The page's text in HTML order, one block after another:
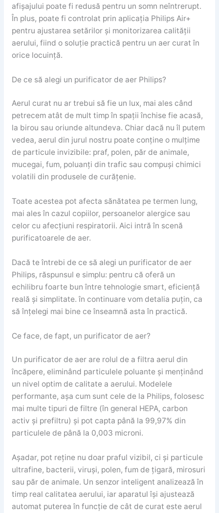
afișajului poate fi redusă pentru un somn neîntrerupt.
În plus, poate fi controlat prin aplicația Philips Air+
pentru ajustarea setărilor și monitorizarea calității
aerului, fiind o soluție practică pentru un aer curat în
orice locuință.
De ce să alegi un purificator de aer Philips?
Aerul curat nu ar trebui să fie un lux, mai ales când
petrecem atât de mult timp în spații închise fie acasă,
la birou sau oriunde altundeva. Chiar dacă nu îl putem
vedea, aerul din jurul nostru poate conține o mulțime
de particule invizibile: praf, polen, păr de animale,
mucegai, fum, poluanți din trafic sau compuși chimici
volatili din produsele de curățenie.
Toate acestea pot afecta sănătatea pe termen lung,
mai ales în cazul copiilor, persoanelor alergice sau
celor cu afecțiuni respiratorii. Aici intră în scenă
purificatoarele de aer.
Dacă te întrebi de ce să alegi un purificator de aer
Philips, răspunsul e simplu: pentru că oferă un
echilibru foarte bun între tehnologie smart, eficiență
reală și simplitate. în continuare vom detalia puțin, ca
să înțelegi mai bine ce înseamnă asta în practică.
Ce face, de fapt, un purificator de aer?
Un purificator de aer are rolul de a filtra aerul din
încăpere, eliminând particulele poluante și menținând
un nivel optim de calitate a aerului. Modelele
performante, așa cum sunt cele de la Philips, folosesc
mai multe tipuri de filtre (în general HEPA, carbon
activ și prefiltru) și pot capta până la 99,97% din
particulele de până la 0,003 microni.
Așadar, pot reține nu doar praful vizibil, ci și particule
ultrafine, bacterii, viruși, polen, fum de țigară, mirosuri
sau păr de animale. Un senzor inteligent analizează în
timp real calitatea aerului, iar aparatul își ajustează
automat puterea în funcție de cât de curat este aerul